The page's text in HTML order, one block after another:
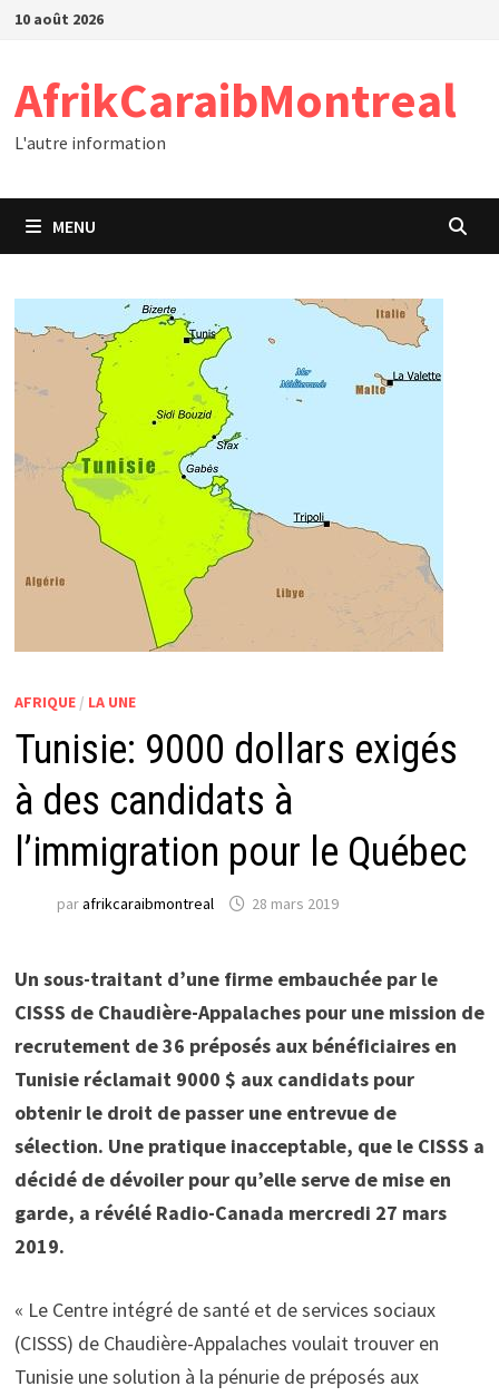
Passer
10 août 2026
AfrikCaraibMontreal
L'autre information
MENU
AFRIQUE/ LA UNE
Tunisie: 9000 dollars exigés
à des candidats à
l’immigration pour le Québec
parafrikcaraibmontreal 28 mars 2019
Un sous-traitant d’une firme embauchée par le
CISSS de Chaudière-Appalaches pour une mission de
recrutement de 36 préposés aux bénéficiaires en
Tunisie réclamait 9000 $ aux candidats pour
obtenir le droit de passer une entrevue de
sélection. Une pratique inacceptable, que le CISSS a
décidé de dévoiler pour qu’elle serve de mise en
garde, a révélé Radio-Canada mercredi 27 mars
2019.
« Le Centre intégré de santé et de services sociaux
(CISSS) de Chaudière-Appalaches voulait trouver en
Tunisie une solution à la pénurie de préposés aux